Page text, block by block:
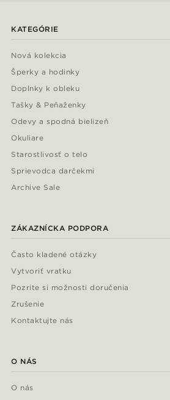
KATEGÓRIE
Nová kolekcia
Šperky a hodinky
Doplnky k obleku
Tašky & Peňaženky
Odevy a spodná bielizeň
Okuliare
Starostlivosť o telo
Sprievodca darčekmi
Archive Sale
ZÁKAZNÍCKA PODPORA
Často kladené otázky
Vytvoriť vratku
Pozrite si možnosti doručenia
Zrušenie
Kontaktujte nás
O NÁS
O nás